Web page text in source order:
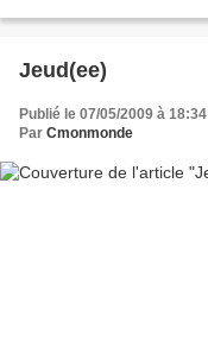
Jeud(ee)
Publié le 07/05/2009 à 18:34
Par Cmonmonde